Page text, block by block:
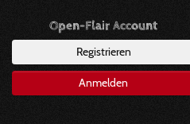
Open-Flair Account
Registrieren
Anmelden